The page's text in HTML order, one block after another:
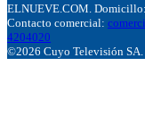
ELNUEVE.COM.
Contacto comercial:
4204020
©2026 Cuyo Televisión SA.